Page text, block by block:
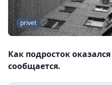
privet
Как подросток
сообщается.